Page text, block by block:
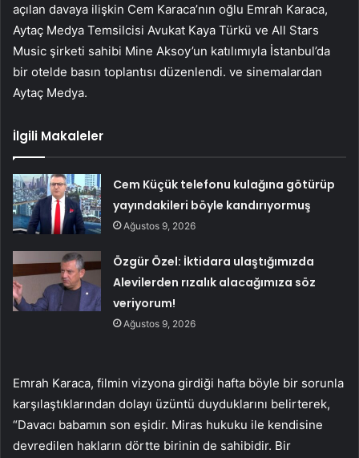
açılan davaya ilişkin Cem Karaca’nın oğlu Emrah Karaca,
Aytaç Medya Temsilcisi Avukat Kaya Türkü ve All Stars
Music şirketi sahibi Mine Aksoy’un katılımıyla İstanbul’da
bir otelde basın toplantısı düzenlendi. ve sinemalardan
Aytaç Medya.
İlgili Makaleler
Cem Küçük telefonu kulağına götürüp
yayındakileri böyle kandırıyormuş
Ağustos 9, 2026
Özgür Özel: İktidara ulaştığımızda
Alevilerden rızalık alacağımıza söz
veriyorum!
Ağustos 9, 2026
Emrah Karaca, filmin vizyona girdiği hafta böyle bir sorunla
karşılaştıklarından dolayı üzüntü duyduklarını belirterek,
“Davacı babamın son eşidir. Miras hukuku ile kendisine
devredilen hakların dörtte birinin de sahibidir. Bir